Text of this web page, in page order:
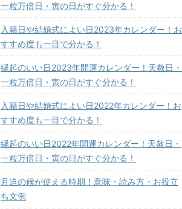
一粒万倍日・寅の日がすぐ分かる！
入籍日や結婚式によい日2023年カレンダー！お
すすめ度も一目で分かる！
縁起のいい日2023年開運カレンダー！天赦日・
一粒万倍日・寅の日がすぐ分かる！
入籍日や結婚式によい日2022年カレンダー！お
すすめ度も一目で分かる！
縁起のいい日2022年開運カレンダー！天赦日・
一粒万倍日・寅の日がすぐ分かる！
月迫の候が使える時期！意味・読み方・お役立
ち文例